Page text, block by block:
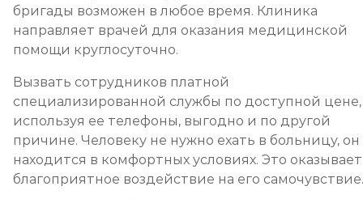
бригады возможен в любое время. Клиника
направляет врачей для оказания медицинской
помощи круглосуточно.
Вызвать сотрудников платной
специализированной службы по доступной цене,
используя ее телефоны, выгодно и по другой
причине. Человеку не нужно ехать в больницу, он
находится в комфортных условиях. Это оказывает
благоприятное воздействие на его самочувствие.